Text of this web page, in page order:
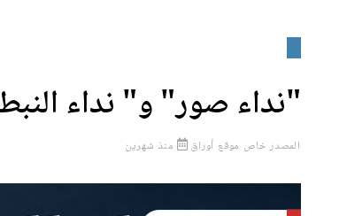
"نداء صور" و" نداء
المصدرخاص موقع أوراق منذ شهرين